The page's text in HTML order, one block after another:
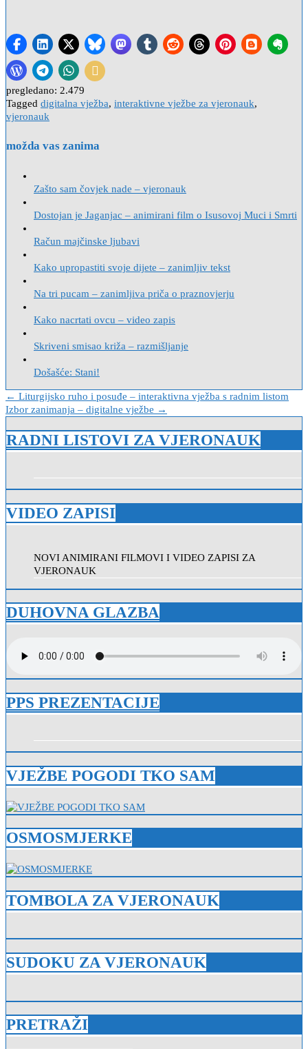
pregledano: 2.479
Tagged digitalna vježba, interaktivne vježbe za vjeronauk,
vjeronauk
možda vas zanima
Zašto sam čovjek nade – vjeronauk
Dostojan je Jaganjac – animirani film o Isusovoj Muci i Smrti
Račun majčinske ljubavi
Kako upropastiti svoje dijete – zanimljiv tekst
Na tri pucam – zanimljiva priča o praznovjerju
Kako nacrtati ovcu – video zapis
Skriveni smisao križa – razmišljanje
Došašće: Stani!
Navigacija
objava
← Liturgijsko ruho i posuđe – interaktivna vježba s radnim listom
Izbor zanimanja – digitalne vježbe →
RADNI LISTOVI ZA VJERONAUK
VIDEO ZAPISI
NOVI ANIMIRANI FILMOVI I VIDEO ZAPISI ZA
VJERONAUK
DUHOVNA GLAZBA
PPS PREZENTACIJE
VJEŽBE POGODI TKO SAM
OSMOSMJERKE
TOMBOLA ZA VJERONAUK
SUDOKU ZA VJERONAUK
PRETRAŽI